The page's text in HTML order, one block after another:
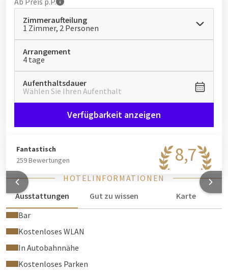
Zimmeraufteilung
1 Zimmer, 2 Personen
Arrangement
4 tage
Aufenthaltsdauer
Wählen Sie Ihren Aufenthalt
Verfügbarkeit anzeigen
8,7
Fantastisch
259 Bewertungen
HOTELINFORMATIONEN
Ausstattungen
Gut zu wissen
Karte
Bar
Kostenloses WLAN
In Autobahnnähe
Kostenloses Parken